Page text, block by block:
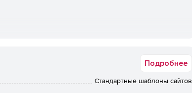
дизайнерами макеты.
Подробнее
Стандартные шаблоны сайтов